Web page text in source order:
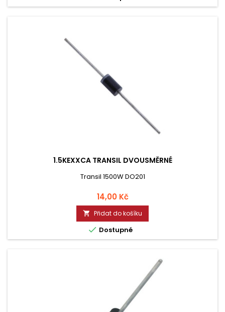
1.5KEXXCA TRANSIL DVOUSMĚRNÉ
Transil 1500W DO201
Cena
14,00 Kč
 Přidat do košíku
 Dostupné